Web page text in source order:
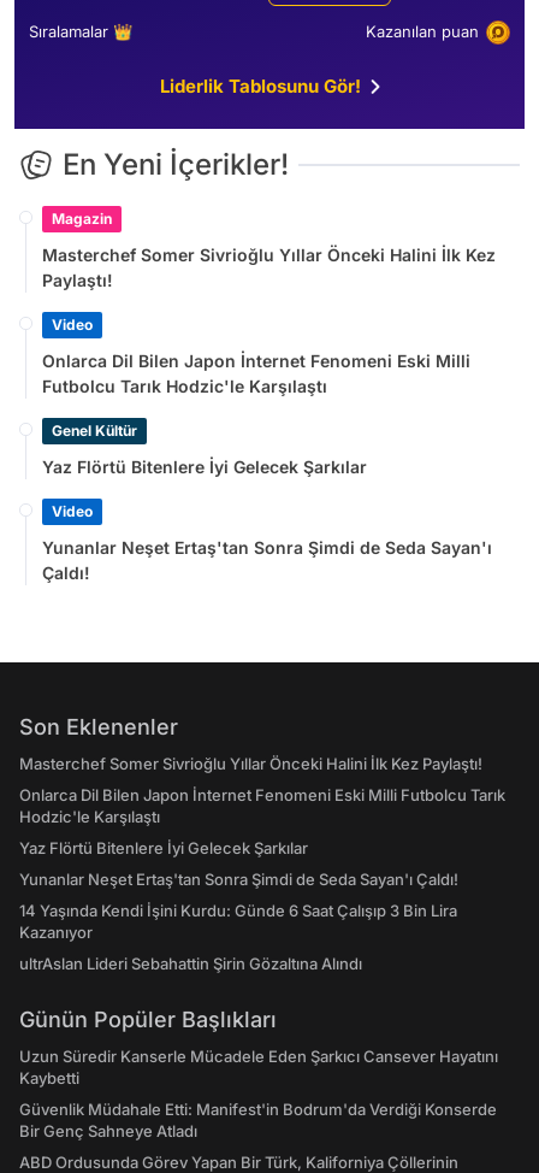
Sıralamalar 👑 Kazanılan puan
Liderlik Tablosunu Gör!
En Yeni İçerikler!
Magazin
Masterchef Somer Sivrioğlu Yıllar Önceki Halini İlk Kez
Paylaştı!
Video
Onlarca Dil Bilen Japon İnternet Fenomeni Eski Milli
Futbolcu Tarık Hodzic'le Karşılaştı
Genel Kültür
Yaz Flörtü Bitenlere İyi Gelecek Şarkılar
Video
Yunanlar Neşet Ertaş'tan Sonra Şimdi de Seda Sayan'ı
Çaldı!
Son Eklenenler
Masterchef Somer Sivrioğlu Yıllar Önceki Halini İlk Kez Paylaştı!
Onlarca Dil Bilen Japon İnternet Fenomeni Eski Milli Futbolcu Tarık
Hodzic'le Karşılaştı
Yaz Flörtü Bitenlere İyi Gelecek Şarkılar
Yunanlar Neşet Ertaş'tan Sonra Şimdi de Seda Sayan'ı Çaldı!
14 Yaşında Kendi İşini Kurdu: Günde 6 Saat Çalışıp 3 Bin Lira
Kazanıyor
ultrAslan Lideri Sebahattin Şirin Gözaltına Alındı
Günün Popüler Başlıkları
Uzun Süredir Kanserle Mücadele Eden Şarkıcı Cansever Hayatını
Kaybetti
Güvenlik Müdahale Etti: Manifest'in Bodrum'da Verdiği Konserde
Bir Genç Sahneye Atladı
ABD Ordusunda Görev Yapan Bir Türk, Kaliforniya Çöllerinin